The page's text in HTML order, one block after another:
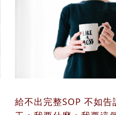
給不出完整SOP 不如告